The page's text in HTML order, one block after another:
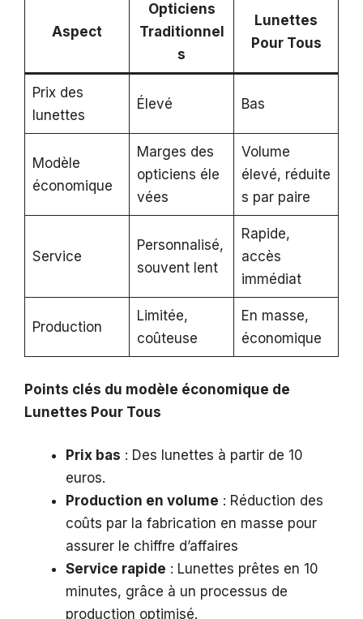
Aspect
Opticiens
Traditionnel
s
Lunettes
Pour Tous
Prix des
lunettes
Élevé Bas
Modèle
économique
Marges des
opticiens éle
vées
Volume
élevé, réduite
s par paire
Service
Personnalisé,
souvent lent
Rapide,
accès
immédiat
Production
Limitée,
coûteuse
En masse,
économique
Points clés du modèle économique de
Lunettes Pour Tous
Prix bas : Des lunettes à partir de 10
euros.
Production en volume : Réduction des
coûts par la fabrication en masse pour
assurer le chiffre d’affaires
Service rapide : Lunettes prêtes en 10
minutes, grâce à un processus de
production optimisé.